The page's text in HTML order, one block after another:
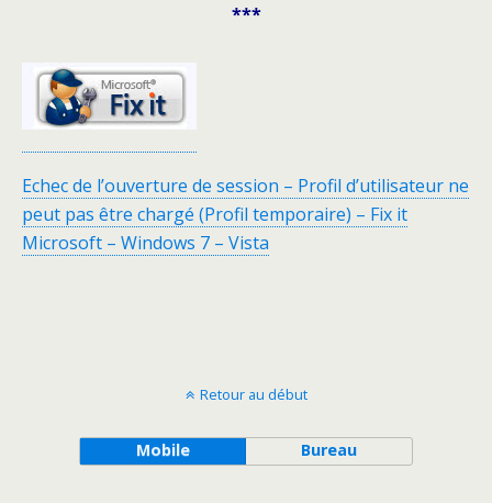
***
Echec de l’ouverture de session – Profil d’utilisateur ne
peut pas être chargé (Profil temporaire) – Fix it
Microsoft – Windows 7 – Vista
Retour au début
Mobile Bureau